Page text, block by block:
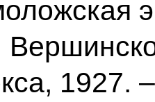
1927.